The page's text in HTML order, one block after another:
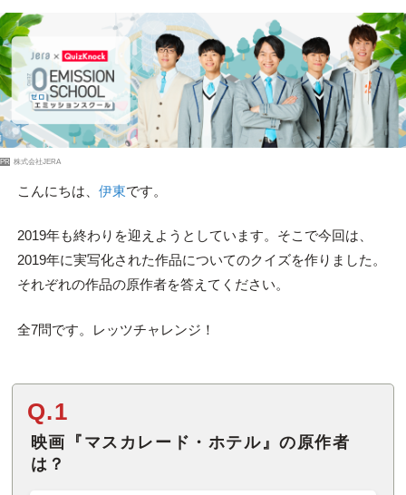
PR 株式会社JERA
こんにちは、 伊東です。
2019年も終わりを迎えようとしています。そこで今回は、
2019年に実写化された作品についてのクイズを作りました。
それぞれの作品の原作者を答えてください。
全7問です。レッツチャレンジ！
Q.1
映画『マスカレード・ホテル』の原作者
は？